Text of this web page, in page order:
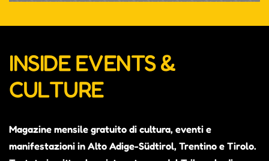
INSIDE EVENTS &
CULTURE
Magazine mensile gratuito di cultura, eventi e
manifestazioni in Alto Adige-Südtirol, Trentino e Tirolo.